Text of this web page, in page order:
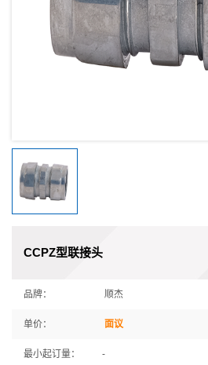
CCPZ型联接头
品牌： 顺杰
单价： 面议
最小起订量： -